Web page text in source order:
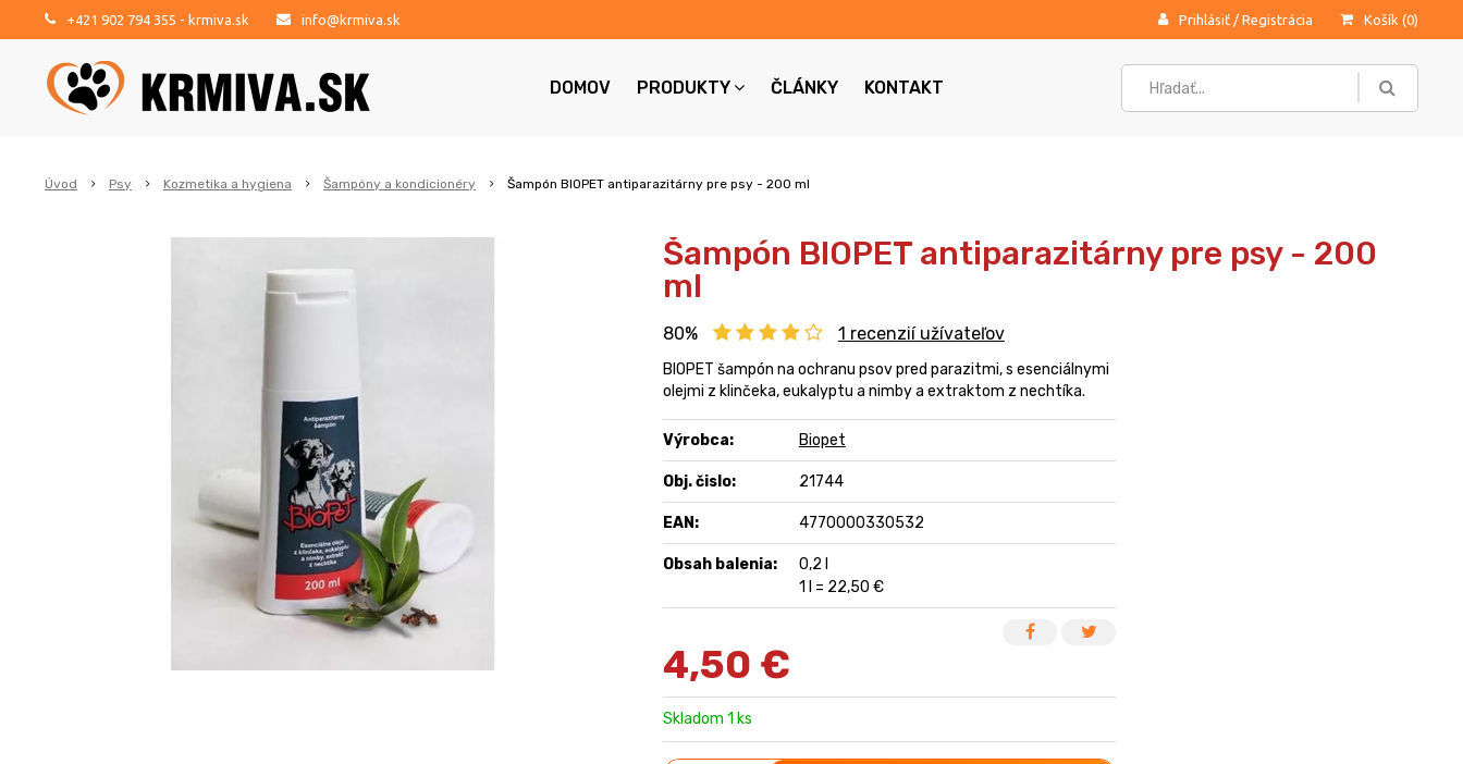
+421 902 794 355 - krmiva.sk info@krmiva.sk Prihlásiť / Registrácia Košík (0)
DOMOV PRODUKTY ČLÁNKY KONTAKT
Úvod Psy Kozmetika a hygiena Šampóny a kondicionéry Šampón BIOPET antiparazitárny pre psy - 200 ml
Šampón BIOPET antiparazitárny pre psy - 200
ml
80% 1 recenzií užívateľov
BIOPET šampón na ochranu psov pred parazitmi, s esenciálnymi
olejmi z klinčeka, eukalyptu a nimby a extraktom z nechtíka.
Výrobca: Biopet
Obj. čislo: 21744
EAN: 4770000330532
Obsah balenia:
0,2 l
1 l = 22,50 €
4,50 €
Skladom 1 ks